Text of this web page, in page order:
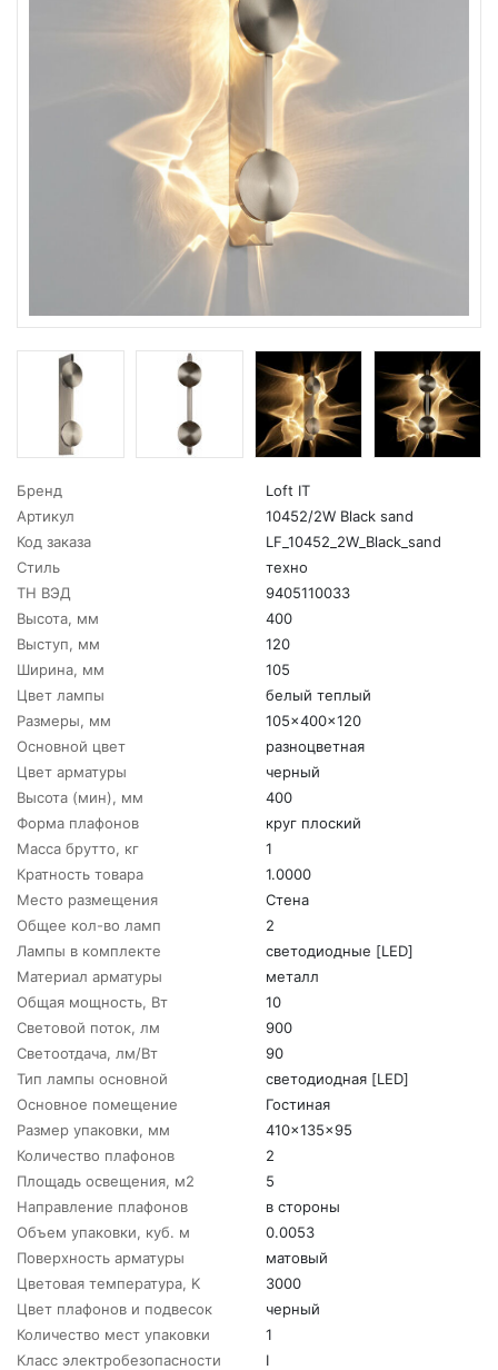
Бренд
Loft IT
Артикул
10452/2W Black sand
Код заказа
LF_10452_2W_Black_sand
Стиль
техно
ТН ВЭД
9405110033
Высота, мм
400
Выступ, мм
120
Ширина, мм
105
Цвет лампы
белый теплый
Размеры, мм
105x400x120
Основной цвет
разноцветная
Цвет арматуры
черный
Высота (мин), мм
400
Форма плафонов
круг плоский
Масса брутто, кг
1
Кратность товара
1.0000
Место размещения
Стена
Общее кол-во ламп
2
Лампы в комплекте
светодиодные [LED]
Материал арматуры
металл
Общая мощность, Вт
10
Световой поток, лм
900
Светоотдача, лм/Вт
90
Тип лампы основной
светодиодная [LED]
Основное помещение
Гостиная
Размер упаковки, мм
410x135x95
Количество плафонов
2
Площадь освещения, м2
5
Направление плафонов
в стороны
Объем упаковки, куб. м
0.0053
Поверхность арматуры
матовый
Цветовая температура, K
3000
Цвет плафонов и подвесок
черный
Количество мест упаковки
1
Класс электробезопасности
I